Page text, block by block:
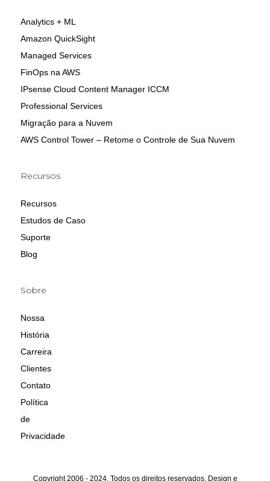
Analytics + ML
Amazon QuickSight
Managed Services
FinOps na AWS
IPsense Cloud Content Manager ICCM
Professional Services
Migração para a Nuvem
AWS Control Tower – Retome o Controle de Sua Nuvem
Recursos
Recursos
Estudos de Caso
Suporte
Blog
Sobre
Nossa
História
Carreira
Clientes
Contato
Política
de
Privacidade
Copyright 2006 - 2024. Todos os direitos reservados. Design e